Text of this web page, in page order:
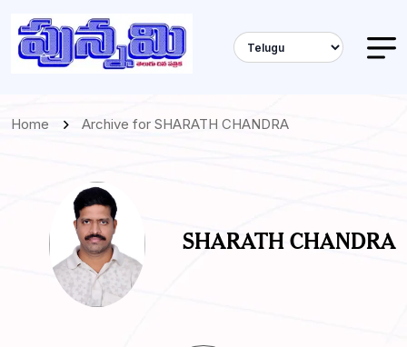
Home Archive for SHARATH CHANDRA
SHARATH CHANDRA